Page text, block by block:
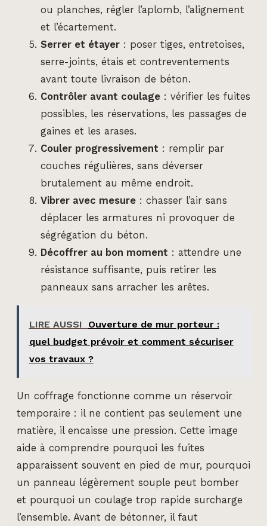
ou planches, régler l’aplomb, l’alignement
et l’écartement.
Serrer et étayer : poser tiges, entretoises,
serre-joints, étais et contreventements
avant toute livraison de béton.
Contrôler avant coulage : vérifier les fuites
possibles, les réservations, les passages de
gaines et les arases.
Couler progressivement : remplir par
couches régulières, sans déverser
brutalement au même endroit.
Vibrer avec mesure : chasser l’air sans
déplacer les armatures ni provoquer de
ségrégation du béton.
Décoffrer au bon moment : attendre une
résistance suffisante, puis retirer les
panneaux sans arracher les arêtes.
LIRE AUSSI
Ouverture de mur porteur :
quel budget prévoir et comment sécuriser
vos travaux ?
Un coffrage fonctionne comme un réservoir
temporaire : il ne contient pas seulement une
matière, il encaisse une pression. Cette image
aide à comprendre pourquoi les fuites
apparaissent souvent en pied de mur, pourquoi
un panneau légèrement souple peut bomber
et pourquoi un coulage trop rapide surcharge
l’ensemble. Avant de bétonner, il faut